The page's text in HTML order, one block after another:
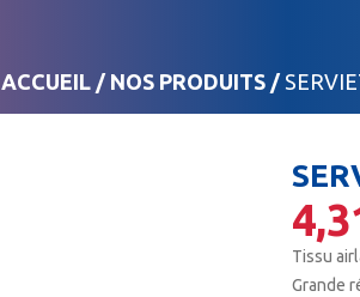
ACCUEIL / NOS PRODUITS /
Tissu
Grande